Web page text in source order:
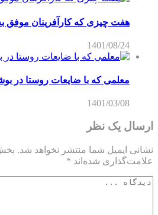
هفت چیزی که کارآفرینان موفق به
1401/08/24
معلمی که با ضایعات روستا در
1401/03/08
ارسال یک نظر
نشانی ایمیل شما منتشر نخواهد شد.
علامت‌گذاری شده‌اند *